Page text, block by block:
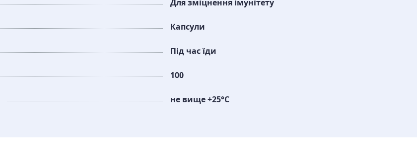
Для зміцнення імунітету
Капсули
Під час їди
100
не вище +25°С